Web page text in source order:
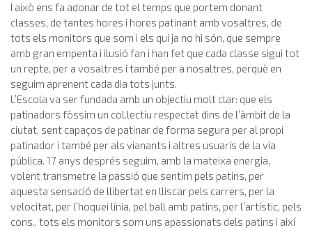
I això ens fa adonar de tot el temps que portem donant
classes, de tantes hores i hores patinant amb vosaltres, de
tots els monitors que som i els qui ja no hi són, que sempre
amb gran empenta i ilusió fan i han fet que cada classe sigui tot
un repte, per a vosaltres i també per a nosaltres, perquè en
seguim aprenent cada dia tots junts.
L’Escola va ser fundada amb un objectiu molt clar: que els
patinadors fòssim un col.lectiu respectat dins de l’àmbit de la
ciutat, sent capaços de patinar de forma segura per al propi
patinador i també per als vianants i altres usuaris de la via
pública. 17 anys després seguim, amb la mateixa energia,
volent transmetre la passió que sentim pels patins, per
aquesta sensació de llibertat en lliscar pels carrers, per la
velocitat, per l’hoquei línia, pel ball amb patins, per l’artístic, pels
cons.. tots els monitors som uns apassionats dels patins i així